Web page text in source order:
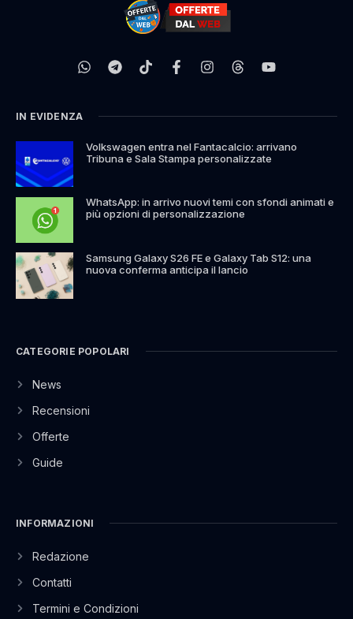
IN EVIDENZA
Volkswagen entra nel Fantacalcio: arrivano
Tribuna e Sala Stampa personalizzate
WhatsApp: in arrivo nuovi temi con sfondi animati e
più opzioni di personalizzazione
Samsung Galaxy S26 FE e Galaxy Tab S12: una
nuova conferma anticipa il lancio
CATEGORIE POPOLARI
News
Recensioni
Offerte
Guide
INFORMAZIONI
Redazione
Contatti
Termini e Condizioni